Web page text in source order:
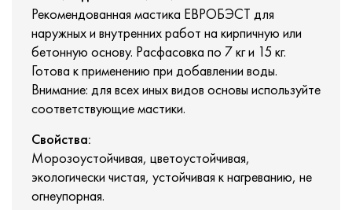
Рекомендованная мастика ЕВРОБЭСТ для
наружных и внутренних работ на кирпичную или
бетонную основу. Расфасовка по 7 кг и 15 кг.
Готова к применению при добавлении воды.
Внимание: для всех иных видов основы используйте
соответствующие мастики.
Свойства:
Морозоустойчивая, цветоустойчивая,
экологически чистая, устойчивая к нагреванию, не
огнеупорная.